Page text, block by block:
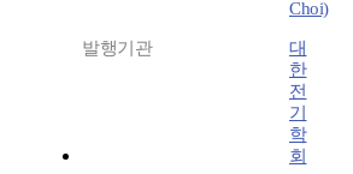
Choi)
발행기관
대
한
전
기
학
회